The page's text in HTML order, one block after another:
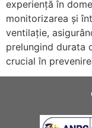
experiență în
monitorizarea și
ventilație,
prelungind durata
crucial în